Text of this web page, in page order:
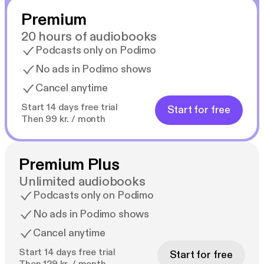
Destins ven Meridel et skrin med en mystisk sten
som sandsynligvis er en uvurderlig teknologi
opfundet af Torakiderne.
De tror deres lykke er gjort, men Meridel bliver snart
hurtigt kidnappet af Rødfrakkerne og Destin
beslutter sig for at finde hende og slutter sig til
rumpiraterne som jagter Rødfrakkerne.
Anmeldelser af Destin – Seerkrystallen
”I kølvandet på ”Hunger Games” udkommer der i
disse år en lind strøm af fantasy og science fiction
for, men mens de fleste af dem er såkaldte
dystopier, er denne historie forfriskende anderledes
og bæres især oppe af en intenst opbygget
spænding og fuld fart på handlingen … og det virker
Premium
20 hours of audiobooks
Podcasts only on Podimo
No ads in Podimo shows
Cancel anytime
Start 14 days free trial
Then 99 kr. / month
Start for free
Premium Plus
Unlimited audiobooks
Podcasts only on Podimo
No ads in Podimo shows
Cancel anytime
Start 14 days free trial
Start for free